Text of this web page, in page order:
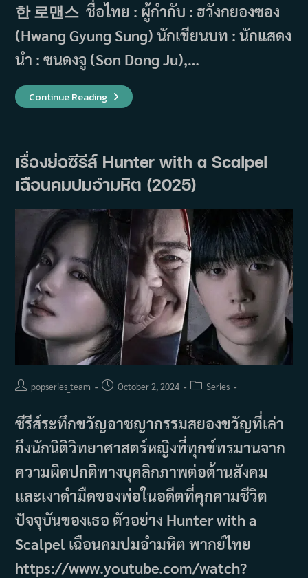
한 로맨스 ชื่อไทย : ผู้กำกับ : ฮวังกยองซอง
(Hwang Gyung Sung) นักเขียนบท : นักแสดง
นำ : ซนดงจู (Son Dong Ju),…
Continue Readingเรื่อง
ย่อ
(2025)
เรื่องย่อซีรีส์ Hunter with a Scalpel
เฉือนคมปมอำมหิต (2025)
Postpopseries_team
PostOctober 2, 2024
PostSeries
ซีรีส์ระทึกขวัญอาชญากรรมสยองขวัญที่เล่า
ถึงนักนิติวิทยาศาสตร์หญิงที่ทุกข์ทรมานจาก
ความผิดปกติทางบุคลิกภาพต่อต้านสังคม
และเงาดำมืดของพ่อในอดีตที่คุกคามชีวิต
ปัจจุบันของเธอ ตัวอย่าง Hunter with a
Scalpel เฉือนคมปมอำมหิต พากย์ไทย
https://www.youtube.com/watch?